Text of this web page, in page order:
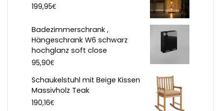
199,95€
Badezimmerschrank ,
Hängeschrank W6 schwarz
hochglanz soft close
95,90€
Schaukelstuhl mit Beige Kissen
Massivholz Teak
190,16€